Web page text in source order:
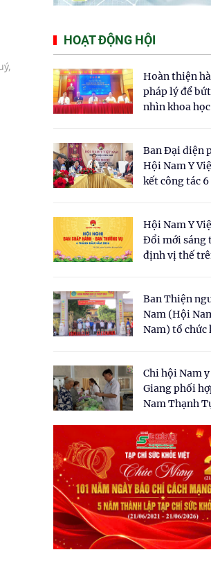
HOẠT ĐỘNG HỘI
Hoàn thiện
pháp lý để
nhìn khoa
cho Luật Y
truyền Việt
Ban Đại diện
Hội Nam Y
kết công tác
Hội Nam Y
Đổi mới sáng
định vị thế
Ban Thiện
Nam (Hội
Nam) tổ chức
dân tại xã
Chi hội Nam
Giang phối
Nam Thạnh
nhân dân